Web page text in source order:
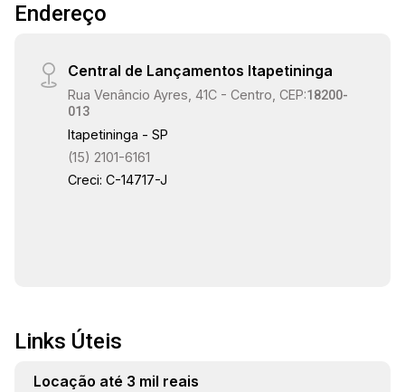
Endereço
Central de Lançamentos Itapetininga
Rua Venâncio Ayres, 41C - Centro, CEP:18200-
013
Itapetininga - SP
(15) 2101-6161
Creci: C-14717-J
Links Úteis
Locação até 3 mil reais